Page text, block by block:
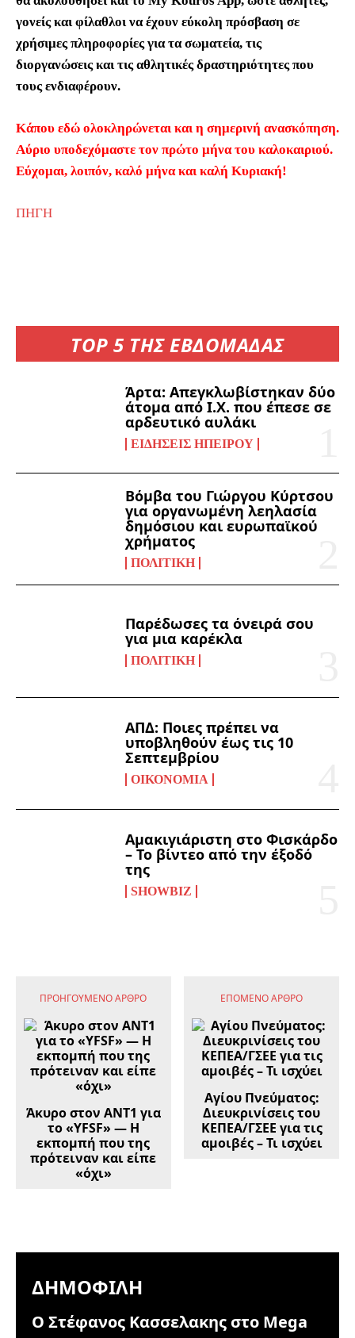
TOP 5 ΤΗΣ ΕΒΔΟΜΑΔΑΣ
Άρτα: Απεγκλωβίστηκαν δύο
άτομα από Ι.Χ. που έπεσε σε
αρδευτικό αυλάκι
ΕΙΔΉΣΕΙΣ ΗΠΕΊΡΟΥ
Βόμβα του Γιώργου Κύρτσου
για οργανωμένη λεηλασία
δημόσιου και ευρωπαϊκού
χρήματος
ΠΟΛΙΤΙΚΉ
Παρέδωσες τα όνειρά σου
για μια καρέκλα
ΠΟΛΙΤΙΚΉ
ΑΠΔ: Ποιες πρέπει να
υποβληθούν έως τις 10
Σεπτεμβρίου
ΟΙΚΟΝΟΜΊΑ
Αμακιγιάριστη στο Φισκάρδο
– Το βίντεο από την έξοδό
της
SHOWBIZ
γονείς και φίλαθλοι να έχουν εύκολη πρόσβαση σε
χρήσιμες πληροφορίες για τα σωματεία, τις
διοργανώσεις και τις αθλητικές δραστηριότητες που
τους ενδιαφέρουν.
Κάπου εδώ ολοκληρώνεται και η σημερινή ανασκόπηση.
Αύριο υποδεχόμαστε τον πρώτο μήνα του καλοκαιριού.
Εύχομαι, λοιπόν, καλό μήνα και καλή Κυριακή!
ΠΗΓΗ
ΠΡΟΗΓΟΎΜΕΝΟ ΆΡΘΡΟ
Άκυρο στον ΑΝΤ1 για
το «YFSF» — Η
εκπομπή που της
πρότειναν και είπε
«όχι»
ΕΠΌΜΕΝΟ ΆΡΘΡΟ
Αγίου Πνεύματος:
Διευκρινίσεις του
ΚΕΠΕΑ/ΓΣΕΕ για τις
αμοιβές – Τι ισχύει
ΔΗΜΟΦΙΛΉ
Ο Στέφανος Κασσελακης στο Mega